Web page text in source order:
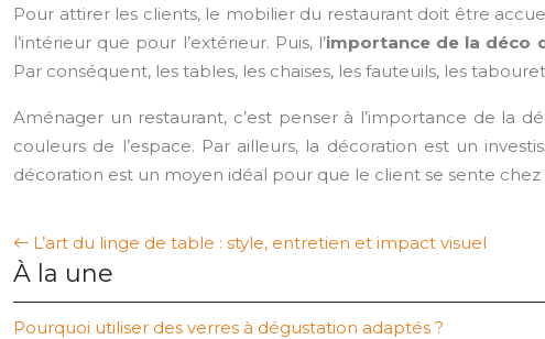
Pour attirer les clients, le mobilier du restaurant doit être
l’intérieur que pour l’extérieur. Puis, l’importance de la déco
Par conséquent, les tables, les chaises, les fauteuils, les
Aménager un restaurant, c’est penser à l’importance de la
couleurs de l’espace. Par ailleurs, la décoration est un
décoration est un moyen idéal pour que le client se sente chez
L’art du linge de table : style, entretien et impact visuel
À la une
Pourquoi utiliser des verres à dégustation adaptés ?